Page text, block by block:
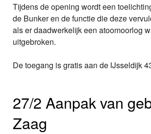
Tijdens de opening wordt een
de Bunker en de functie die deze
als er daadwerkelijk een atoomoorlog
uitgebroken.
De toegang is gratis aan de IJsseldijk
27/2 Aanpak van
Zaag